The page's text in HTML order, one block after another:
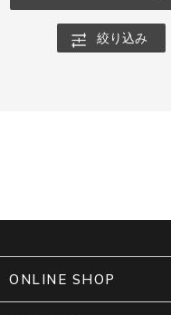
絞り込み
ONLINE SHOP